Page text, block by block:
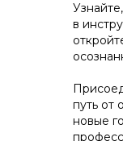
в
путь от
новые